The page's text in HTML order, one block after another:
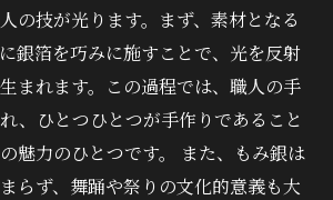
の技が光ります。まず、素材となる
銀箔を巧みに施すことで、光を反射
まれます。この過程では、職人の手
、ひとつひとつが手作りであること
魅力のひとつです。 また、もみ銀は
らず、舞踊や祭りの文化的意義も大